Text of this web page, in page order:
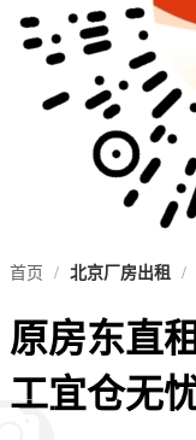
首页 / 北京厂房出租 /
原房东直
工宜仓无